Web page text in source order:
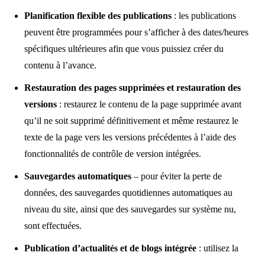
Planification flexible des publications : les publications
peuvent être programmées pour s’afficher à des dates/heures
spécifiques ultérieures afin que vous puissiez créer du
contenu à l’avance.
Restauration des pages supprimées et restauration des
versions : restaurez le contenu de la page supprimée avant
qu’il ne soit supprimé définitivement et même restaurez le
texte de la page vers les versions précédentes à l’aide des
fonctionnalités de contrôle de version intégrées.
Sauvegardes automatiques – pour éviter la perte de
données, des sauvegardes quotidiennes automatiques au
niveau du site, ainsi que des sauvegardes sur système nu,
sont effectuées.
Publication d’actualités et de blogs intégrée : utilisez la